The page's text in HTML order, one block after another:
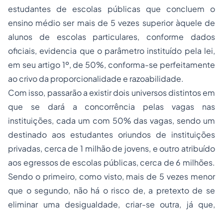
estudantes de escolas públicas que concluem o
ensino médio ser mais de 5 vezes superior àquele de
alunos de escolas particulares, conforme dados
oficiais, evidencia que o parâmetro instituído pela lei,
em seu artigo 1º, de 50%, conforma-se perfeitamente
ao crivo da proporcionalidade e razoabilidade.
Com isso, passarão a existir dois universos distintos em
que se dará a concorrência pelas vagas nas
instituições, cada um com 50% das vagas, sendo um
destinado aos estudantes oriundos de instituições
privadas, cerca de 1 milhão de jovens, e outro atribuído
aos egressos de escolas públicas, cerca de 6 milhões.
Sendo o primeiro, como visto, mais de 5 vezes menor
que o segundo, não há o risco de, a pretexto de se
eliminar uma desigualdade, criar-se outra, já que,